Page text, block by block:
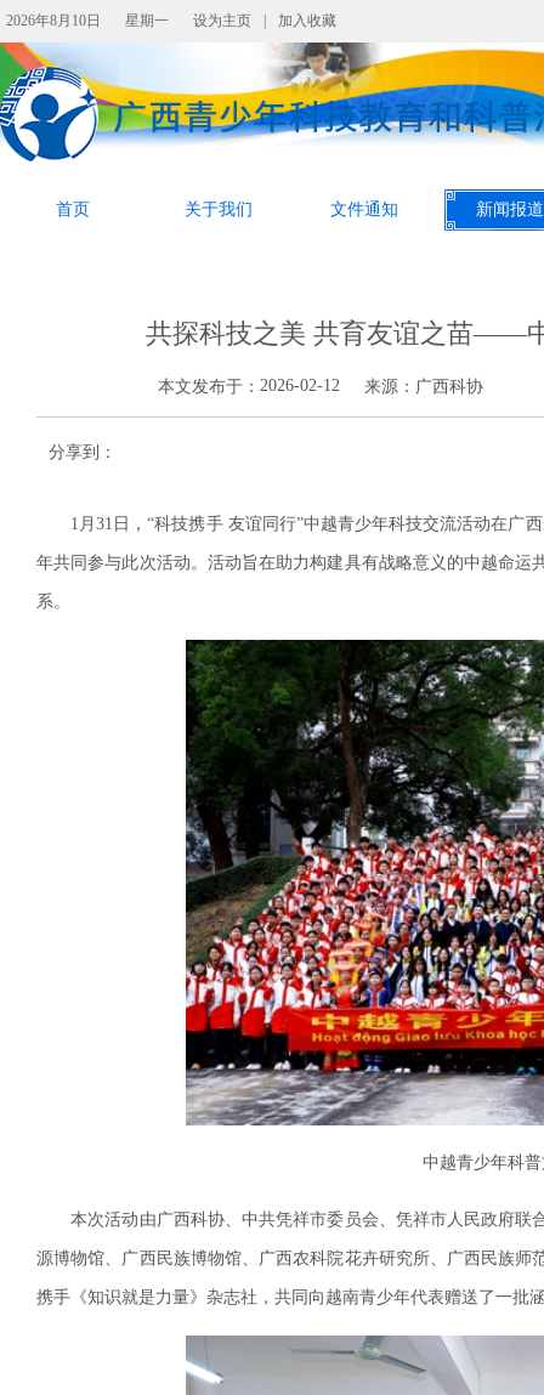
2026年8月10日 星期一 设为主页 加入收藏
首页 关于我们 文件通知 新闻报道
共探科技之美 共育友谊之苗——
本文发布于： 2026-02-12 来源： 广西科协
分享到：
1月31日，“科技携手 友谊同行”中越青少年科技交流活动在广
年共同参与此次活动。活动旨在助力构建具有战略意义的中越命
系。
中越青少年科
本次活动由广西科协、中共凭祥市委员会、凭祥市人民政府联
源博物馆、广西民族博物馆、广西农科院花卉研究所、广西民族
携手《知识就是力量》杂志社，共同向越南青少年代表赠送了一批